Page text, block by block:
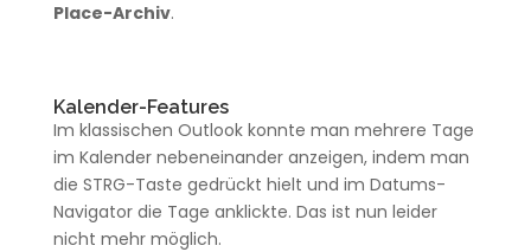
Place-Archiv.
Kalender-Features
Im klassischen Outlook konnte man mehrere Tage
im Kalender nebeneinander anzeigen, indem man
die STRG-Taste gedrückt hielt und im Datums-
Navigator die Tage anklickte. Das ist nun leider
nicht mehr möglich.